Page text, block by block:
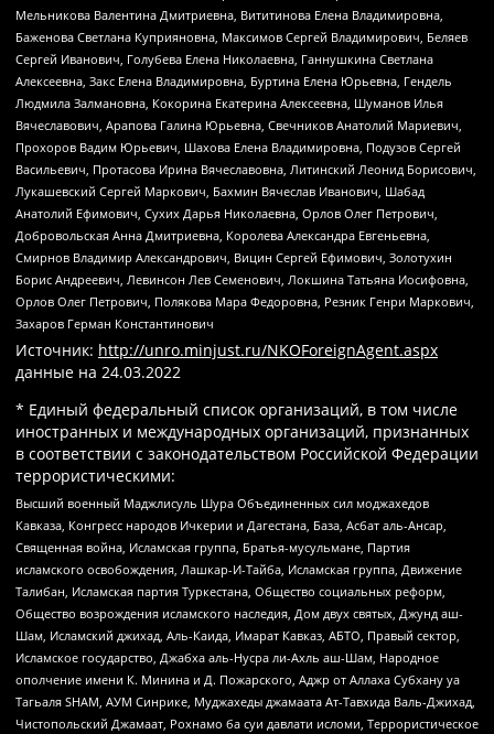
Мельникова Валентина Дмитриевна, Вититинова Елена Владимировна,
Баженова Светлана Куприяновна, Максимов Сергей Владимирович, Беляев
Сергей Иванович, Голубева Елена Николаевна, Ганнушкина Светлана
Алексеевна, Закс Елена Владимировна, Буртина Елена Юрьевна, Гендель
Людмила Залмановна, Кокорина Екатерина Алексеевна, Шуманов Илья
Вячеславович, Арапова Галина Юрьевна, Свечников Анатолий Мариевич,
Прохоров Вадим Юрьевич, Шахова Елена Владимировна, Подузов Сергей
Васильевич, Протасова Ирина Вячеславовна, Литинский Леонид Борисович,
Лукашевский Сергей Маркович, Бахмин Вячеслав Иванович, Шабад
Анатолий Ефимович, Сухих Дарья Николаевна, Орлов Олег Петрович,
Добровольская Анна Дмитриевна, Королева Александра Евгеньевна,
Смирнов Владимир Александрович, Вицин Сергей Ефимович, Золотухин
Борис Андреевич, Левинсон Лев Семенович, Локшина Татьяна Иосифовна,
Орлов Олег Петрович, Полякова Мара Федоровна, Резник Генри Маркович,
Захаров Герман Константинович
Источник: http://unro.minjust.ru/NKOForeignAgent.aspx
данные на 24.03.2022
* Единый федеральный список организаций, в том числе
иностранных и международных организаций, признанных
в соответствии с законодательством Российской Федерации
террористическими:
Высший военный Маджлисуль Шура Объединенных сил моджахедов
Кавказа, Конгресс народов Ичкерии и Дагестана, База, Асбат аль-Ансар,
Священная война, Исламская группа, Братья-мусульмане, Партия
исламского освобождения, Лашкар-И-Тайба, Исламская группа, Движение
Талибан, Исламская партия Туркестана, Общество социальных реформ,
Общество возрождения исламского наследия, Дом двух святых, Джунд аш-
Шам, Исламский джихад, Аль-Каида, Имарат Кавказ, АБТО, Правый сектор,
Исламское государство, Джабха аль-Нусра ли-Ахль аш-Шам, Народное
ополчение имени К. Минина и Д. Пожарского, Аджр от Аллаха Субхану уа
Тагьаля SHAM, АУМ Синрике, Муджахеды джамаата Ат-Тавхида Валь-Джихад,
Чистопольский Джамаат, Рохнамо ба суи давлати исломи, Террористическое